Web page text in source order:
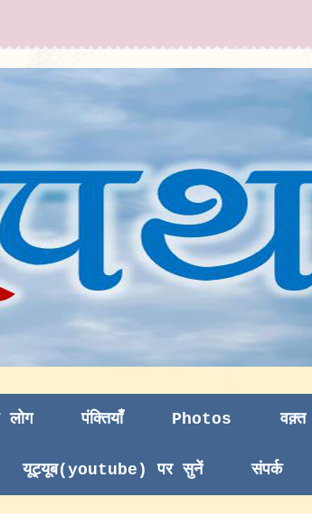
पंक्तियाँ Photos
यूट्यूब(youtube) पर सुनें संपर्क